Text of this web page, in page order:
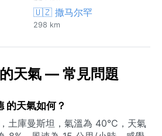
🇺🇿 撒马尔罕
298 km
天氣 — 常見問題
的天氣如何？
土庫曼斯坦，氣溫為 40°C，天氣